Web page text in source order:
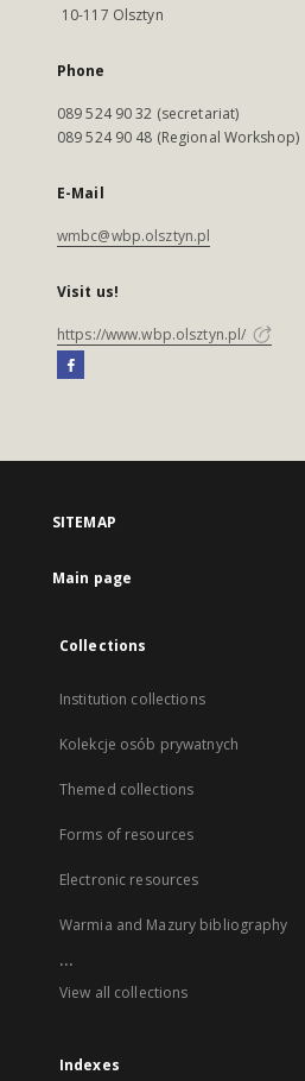
10-117 Olsztyn
Phone
089 524 90 32 (secretariat)
089 524 90 48 (Regional Workshop)
E-Mail
wmbc@wbp.olsztyn.pl
Visit us!
https://www.wbp.olsztyn.pl/
SITEMAP
Main page
Collections
Institution collections
Kolekcje osób prywatnych
Themed collections
Forms of resources
Electronic resources
Warmia and Mazury bibliography
...
View all collections
Indexes